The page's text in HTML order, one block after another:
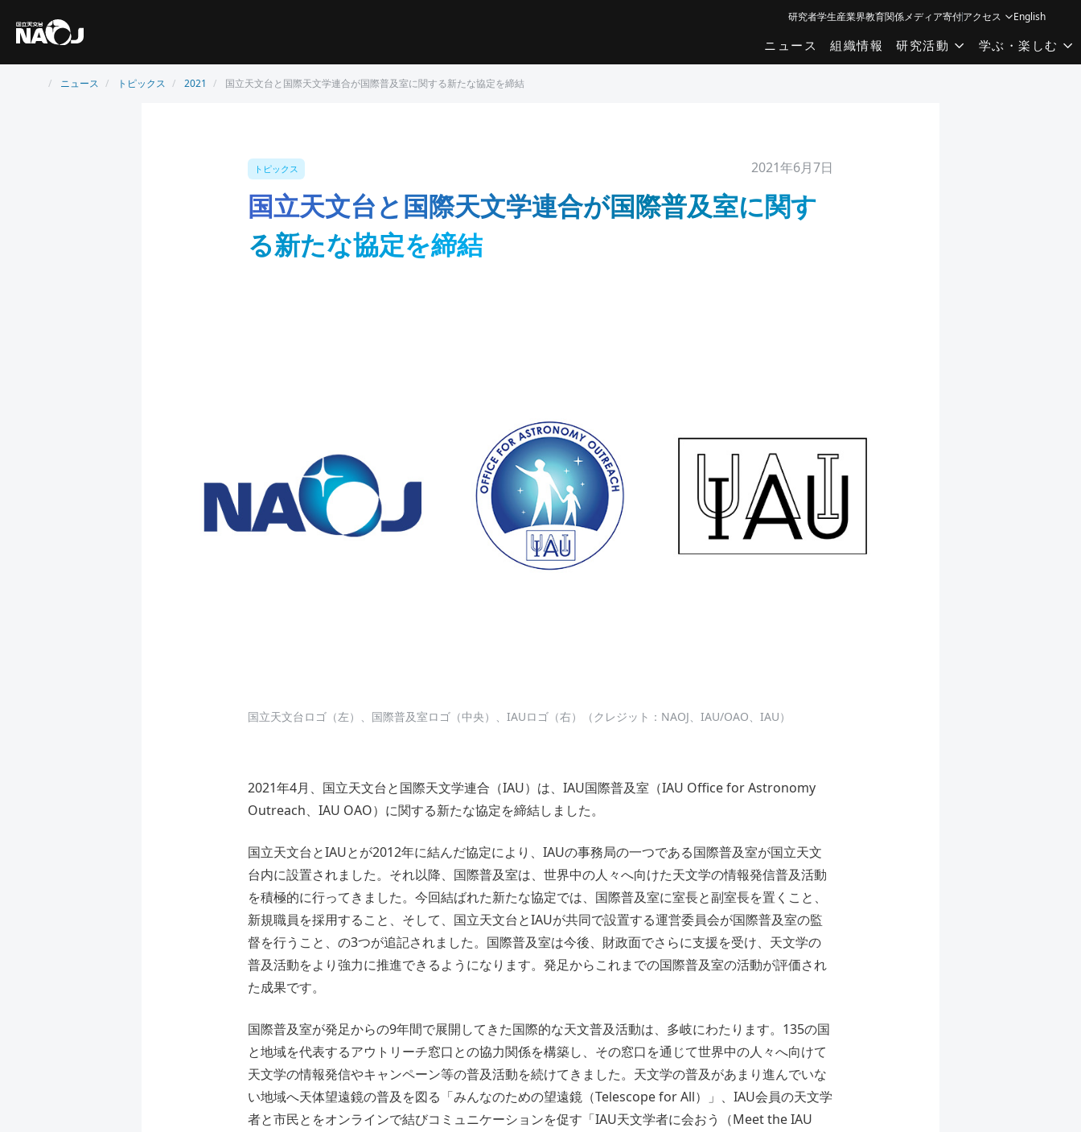
ニュース 組織情報 研究活動 学ぶ・楽しむ
研究者学生産業界教育関係メディア寄付アクセス English
ニュース トピックス 2021 国立天文台と国際天文学連合が国際普及室に関する新たな協定を締結
トピックス 2021年6月7日
国立天文台と国際天文学連合が国際普及室に関す
る新たな協定を締結
国立天文台ロゴ（左）、国際普及室ロゴ（中央）、IAUロゴ（右）（クレジット：NAOJ、IAU/OAO、IAU）
2021年4月、国立天文台と国際天文学連合（IAU）は、IAU国際普及室（IAU Office for Astronomy
Outreach、IAU OAO）に関する新たな協定を締結しました。
国立天文台とIAUとが2012年に結んだ協定により、IAUの事務局の一つである国際普及室が国立天文
台内に設置されました。それ以降、国際普及室は、世界中の人々へ向けた天文学の情報発信普及活動
を積極的に行ってきました。今回結ばれた新たな協定では、国際普及室に室長と副室長を置くこと、
新規職員を採用すること、そして、国立天文台とIAUが共同で設置する運営委員会が国際普及室の監
督を行うこと、の3つが追記されました。国際普及室は今後、財政面でさらに支援を受け、天文学の
普及活動をより強力に推進できるようになります。発足からこれまでの国際普及室の活動が評価され
た成果です。
国際普及室が発足からの9年間で展開してきた国際的な天文普及活動は、多岐にわたります。135の国
と地域を代表するアウトリーチ窓口との協力関係を構築し、その窓口を通じて世界中の人々へ向けて
天文学の情報発信やキャンペーン等の普及活動を続けてきました。天文学の普及があまり進んでいな
い地域へ天体望遠鏡の普及を図る「みんなのための望遠鏡（Telescope for All）」、IAU会員の天文学
者と市民とをオンラインで結びコミュニケーションを促す「IAU天文学者に会おう（Meet the IAU